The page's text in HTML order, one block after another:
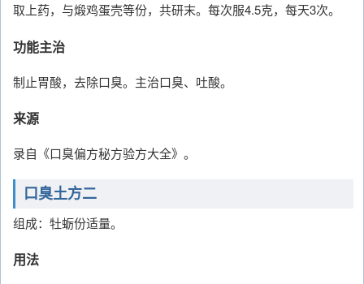
取上药，与煅鸡蛋壳等份，共研末。每次服4.5克，每天3次。
功能主治
制止胃酸，去除口臭。主治口臭、吐酸。
来源
录自《口臭偏方秘方验方大全》。
口臭土方二
组成：牡蛎份适量。
用法